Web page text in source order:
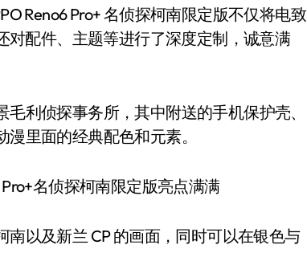
Reno6 Pro+ 名侦探柯南限定版不仅将电致
对配件、主题等进行了深度定制，诚意满
利侦探事务所，其中附送的手机保护壳、
里面的经典配色和元素。
以及新兰 CP 的画面，同时可以在银色与